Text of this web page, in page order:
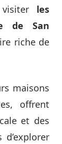
les
de San
riche de
maisons
offrent
et des